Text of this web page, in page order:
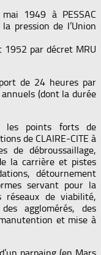
1949 à PESSAC
pression de l’Union
par décret MRU
de 24 heures par
(dont la durée
les points forts de
de CLAIRE-CITE à
de débroussaillage,
la carrière et pistes
détournement
servant pour la
réseaux de viabilité,
agglomérés, des
et mise à
parpaing (en Mars